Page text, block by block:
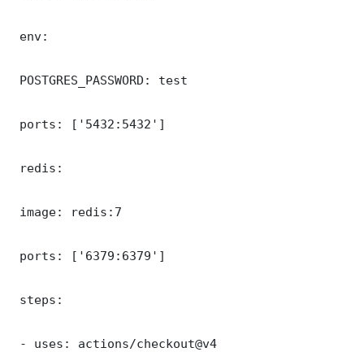
env:
POSTGRES_PASSWORD: test
ports: ['5432:5432']
redis:
image: redis:7
ports: ['6379:6379']
steps:
- uses: actions/checkout@v4